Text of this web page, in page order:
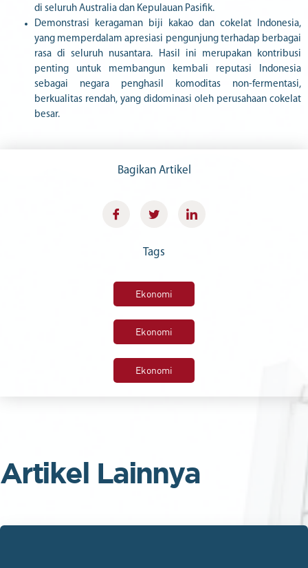
di seluruh Australia dan Kepulauan Pasifik.
Demonstrasi keragaman biji kakao dan cokelat Indonesia,
yang memperdalam apresiasi pengunjung terhadap berbagai
rasa di seluruh nusantara. Hasil ini merupakan kontribusi
penting untuk membangun kembali reputasi Indonesia
sebagai negara penghasil komoditas non-fermentasi,
berkualitas rendah, yang didominasi oleh perusahaan cokelat
besar.
Bagikan Artikel
Tags
Ekonomi
Ekonomi
Ekonomi
Artikel Lainnya